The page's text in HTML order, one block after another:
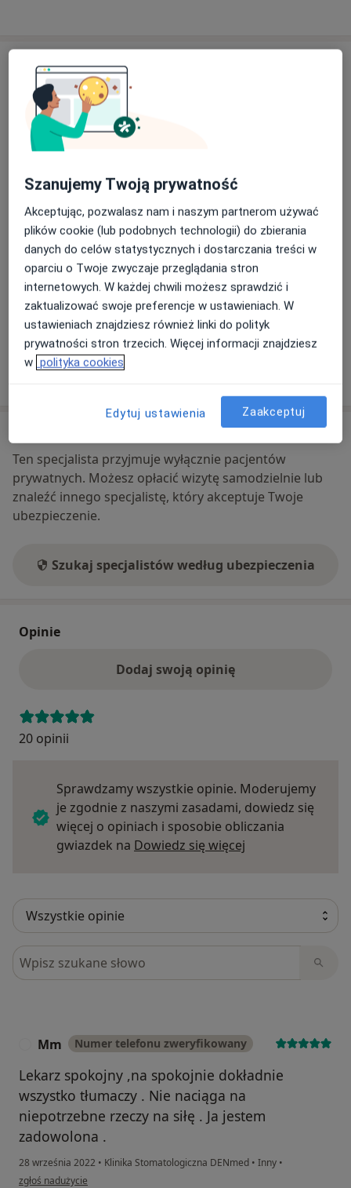
Adresy (2)
Adres 1 Adres 2
Kaliskiego 26, Bydgoszcz
Powiększ mapęotwiera się w nowej karcie
Dostępność
W tym gabinecie nie można umawiać wizyt przez
internet
Co mam zrobić w tej sytuacji?
Ubezpieczenia - brak akceptowanych
Ten specjalista przyjmuje wyłącznie pacjentów
prywatnych. Możesz opłacić wizytę samodzielnie lub
znaleźć innego specjalistę, który akceptuje Twoje
ubezpieczenie.
Szukaj specjalistów według ubezpieczenia
Opinie
Dodaj swoją opinię
20 opinii
Sprawdzamy wszystkie opinie. Moderujemy
je zgodnie z naszymi zasadami, dowiedz się
więcej o opiniach i sposobie obliczania
gwiazdek na Dowiedz się więcej
Szukaj w opiniach
Mm Numer telefonu zweryfikowany
Lekarz spokojny ,na spokojnie dokładnie
wszystko tłumaczy . Nie naciąga na
niepotrzebne rzeczy na siłę . Ja jestem
zadowolona .
28 września 2022 • Klinika Stomatologiczna DENmed • Inny •
w opinii użytkownika Mm
zgłoś nadużycie
Szanujemy Twoją prywatność
Akceptując, pozwalasz nam i naszym partnerom używać
plików cookie (lub podobnych technologii) do zbierania
danych do celów statystycznych i dostarczania treści w
oparciu o Twoje zwyczaje przeglądania stron
internetowych. W każdej chwili możesz sprawdzić i
zaktualizować swoje preferencje w ustawieniach. W
ustawieniach znajdziesz również linki do polityk
prywatności stron trzecich. Więcej informacji znajdziesz
w polityka cookies
Edytuj ustawienia Zaakceptuj